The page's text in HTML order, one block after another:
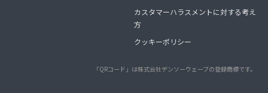
カスタマーハラスメントに対する考え
方
クッキーポリシー
「QRコード」は株式会社デンソーウェーブの登録商標です。